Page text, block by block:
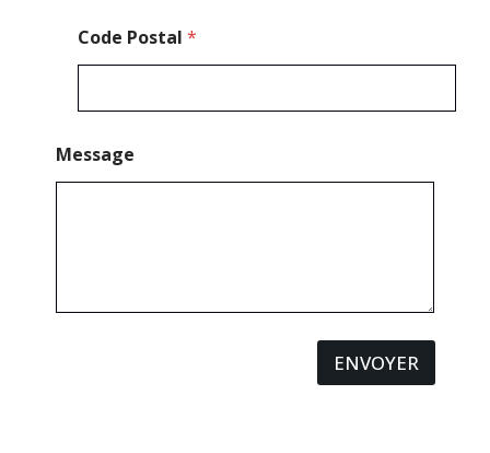
Code Postal *
Message
ENVOYER